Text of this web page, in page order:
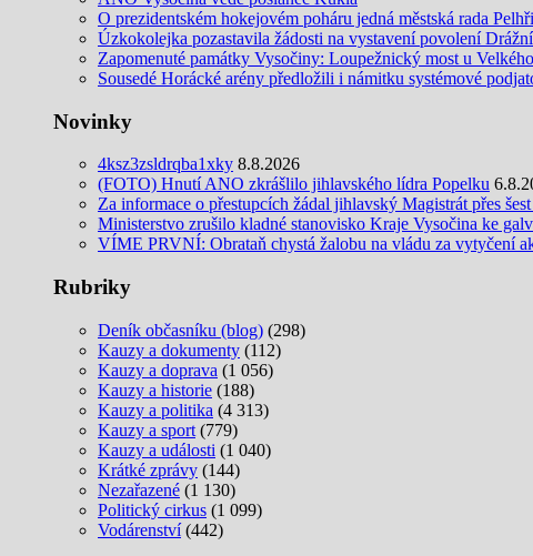
O prezidentském hokejovém poháru jedná městská rada
Úzkokolejka pozastavila žádosti na vystavení povolení
Zapomenuté památky Vysočiny: Loupežnický most u
Sousedé Horácké arény předložili i námitku systémové
Novinky
4ksz3zsldrqba1xky 8.8.2026
(FOTO) Hnutí ANO zkrášlilo jihlavského lídra Popelku
Za informace o přestupcích žádal jihlavský Magistrát přes
Ministerstvo zrušilo kladné stanovisko Kraje Vysočina ke
VÍME PRVNÍ: Obrataň chystá žalobu na vládu za vytyčení
Rubriky
Deník občasníku (blog) (298)
Kauzy a dokumenty (112)
Kauzy a doprava (1 056)
Kauzy a historie (188)
Kauzy a politika (4 313)
Kauzy a sport (779)
Kauzy a události (1 040)
Krátké zprávy (144)
Nezařazené (1 130)
Politický cirkus (1 099)
Vodárenství(442)